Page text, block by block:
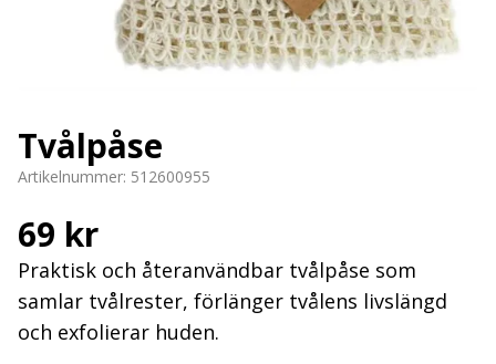
Tvålpåse
Artikelnummer: 512600955
69 kr
Praktisk och återanvändbar tvålpåse som
samlar tvålrester, förlänger tvålens livslängd
och exfolierar huden.